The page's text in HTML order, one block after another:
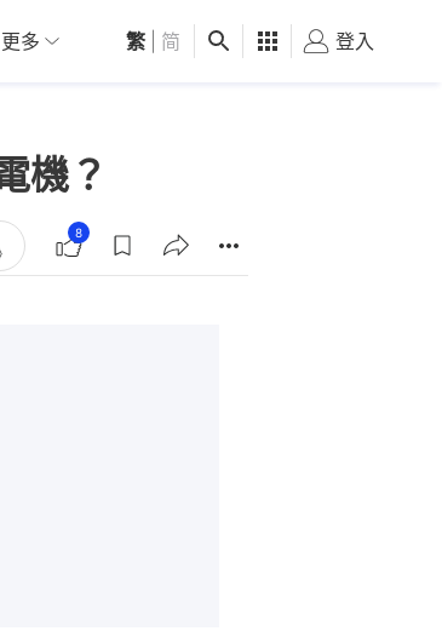
01深圳 觀點 健康 好食玩飛
更多 繁 简 登入
機？
8